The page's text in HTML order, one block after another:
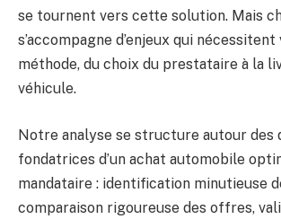
se tournent vers cette solution. Mais
s’accompagne d’enjeux qui
méthode, du choix du prestataire à la
véhicule.
Notre analyse se structure autour des
fondatrices d’un achat automobile
mandataire : identification minutieuse
comparaison rigoureuse des offres,